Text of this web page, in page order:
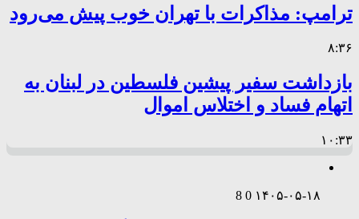
ترامپ: مذاکرات با تهران خوب پیش می‌رود
۸:۳۶
بازداشت سفیر پیشین فلسطین در لبنان به
اتهام فساد و اختلاس اموال
۱۰:۳۳
۱۴۰۵-۰۵-۱۸ 0
8